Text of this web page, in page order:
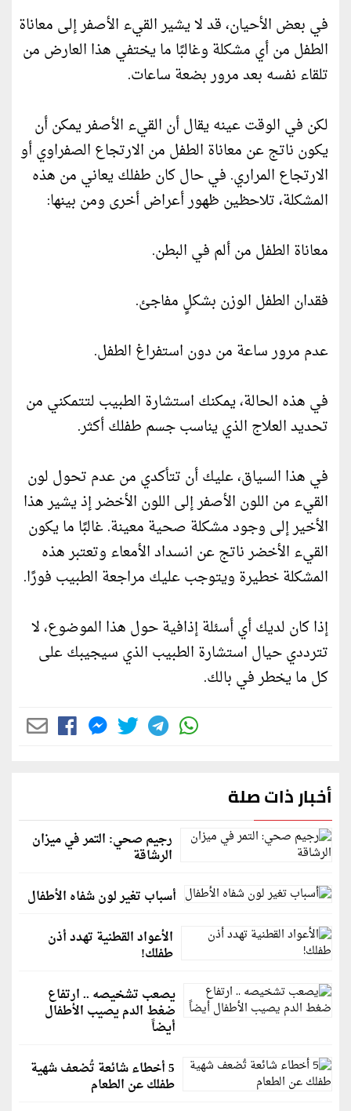
في بعض الأحيان، قد لا يشير القيء الأصفر إلى معاناة
الطفل من أي مشكلة وغالبًا ما يختفي هذا العارض من
تلقاء نفسه بعد مرور بضعة ساعات.
لكن في الوقت عينه يقال أن القيء الأصفر يمكن أن
يكون ناتج عن معاناة الطفل من الارتجاع الصفراوي أو
الارتجاع المراري. في حال كان طفلك يعاني من هذه
المشكلة، تلاحظين ظهور أعراض أخرى ومن بينها:
معاناة الطفل من ألم في البطن.
فقدان الطفل الوزن بشكلٍ مفاجئ.
عدم مرور ساعة من دون استفراغ الطفل.
في هذه الحالة، يمكنك استشارة الطبيب لتتمكني من
تحديد العلاج الذي يناسب جسم طفلك أكثر.
في هذا السياق، عليك أن تتأكدي من عدم تحول لون
القيء من اللون الأصفر إلى اللون الأخضر إذ يشير هذا
الأخير إلى وجود مشكلة صحية معينة. غالبًا ما يكون
القيء الأخضر ناتج عن انسداد الأمعاء وتعتبر هذه
المشكلة خطيرة ويتوجب عليك مراجعة الطبيب فورًا.
إذا كان لديك أي أسئلة إذافية حول هذا الموضوع، لا
تترددي حيال استشارة الطبيب الذي سيجيبك على
كل ما يخطر في بالك.
أخبار ذات صلة
رجيم صحي: التمر في ميزان
الرشاقة
أسباب تغير لون شفاه الأطفال
الأعواد القطنية تهدد أذن
طفلك!
يصعب تشخيصه .. ارتفاع
ضغط الدم يصيب الأطفال
أيضاً
5 أخطاء شائعة تُضعف شهية
طفلك عن الطعام